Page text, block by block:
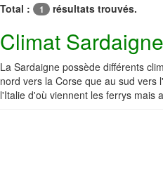
Total : 1 résultats trouvés.
Climat Sardaigne
La Sardaigne possède différents
nord vers la Corse que au sud vers
l'Italie d'où viennent les ferrys mais